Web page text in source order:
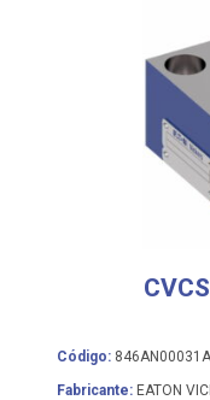
Código: 846AN00031A
Fabricante: EATON